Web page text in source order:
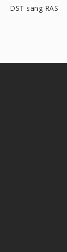
DST sang RAS